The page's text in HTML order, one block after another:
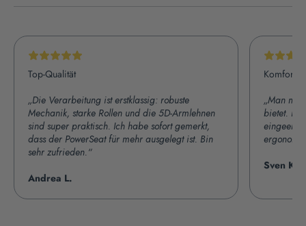
Top-Qualität
„Die Verarbeitung ist erstklassig: robuste
Mechanik, starke Rollen und die 5D-Armlehnen
sind super praktisch. Ich habe sofort gemerkt,
dass der PowerSeat für mehr ausgelegt ist. Bin
sehr zufrieden.“
Andrea L.
Komfort
„Man
bietet.
Sven K.